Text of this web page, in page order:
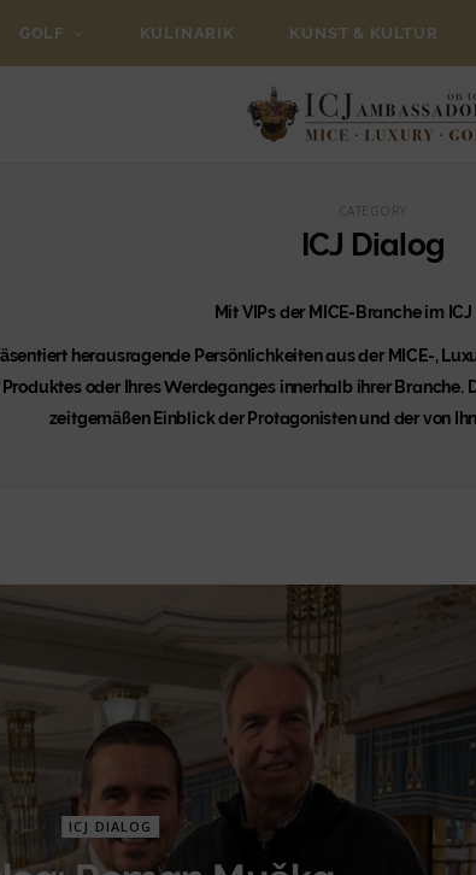
GOLF KULINARIK KUNST & KULTUR
CATEGORY
ICJ Dialog
Mit VIPs der MICE-Branche im
herausragende Persönlichkeiten aus der MICE-,
Produktes oder Ihres Werdeganges innerhalb ihrer
zeitgemäßen Einblick der Protagonisten und der von
ICJ DIALOG